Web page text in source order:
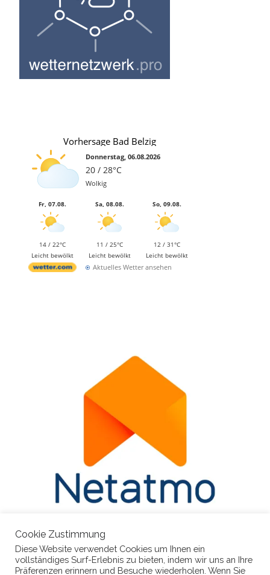
Vorhersage Bad Belzig
Donnerstag, 06.08.2026
20 / 28°C
Wolkig
Fr, 07.08.
14 / 22°C
Leicht bewölkt
Sa, 08.08.
11 / 25°C
Leicht bewölkt
So, 09.08.
12 / 31°C
Leicht bewölkt
Aktuelles Wetter ansehen
Cookie Zustimmung
Diese Website verwendet Cookies um Ihnen ein
vollständiges Surf-Erlebnis zu bieten, indem wir uns an Ihre
Präferenzen erinnern und Besuche wiederholen. Wenn Sie